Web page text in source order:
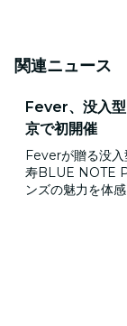
関連ニュース
Fever、没入
京で初開催
Feverが贈る没
寿BLUE NOTE
ンズの魅力を体感